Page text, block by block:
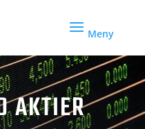
AKTIER